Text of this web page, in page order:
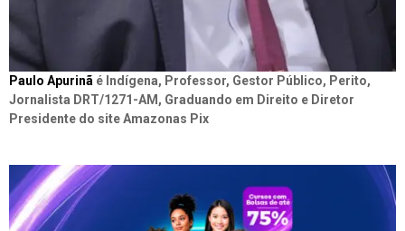
Paulo Apurinã é Indígena, Professor, Gestor Público, Perito,
Jornalista DRT/1271-AM, Graduando em Direito e Diretor
Presidente do site Amazonas Pix